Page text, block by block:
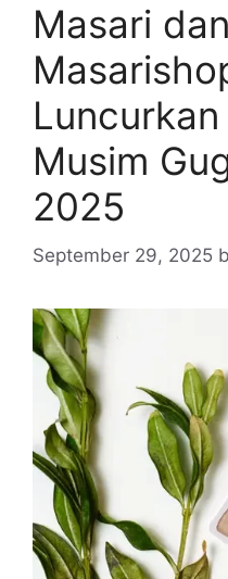
Masari dan
Musim
2025
September 29, 2025